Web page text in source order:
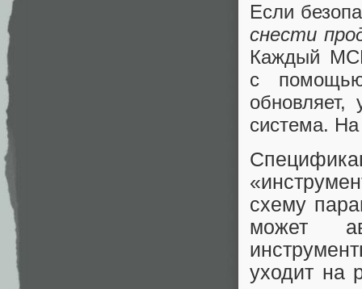
Если
снести
Каждый
с
система.
схему
может
уходит на